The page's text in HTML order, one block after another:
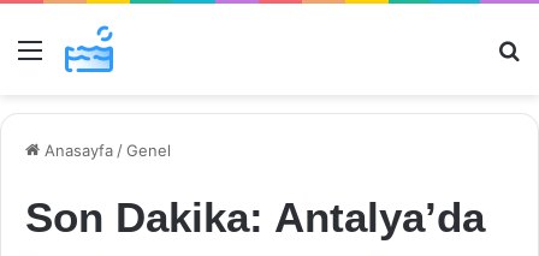
Menü
Anasayfa /Genel
Son Dakika: Antalya’da